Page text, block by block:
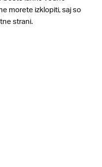
morete izklopiti, saj so
strani.